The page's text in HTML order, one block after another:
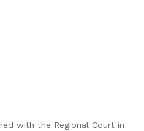
with the Regional Court in